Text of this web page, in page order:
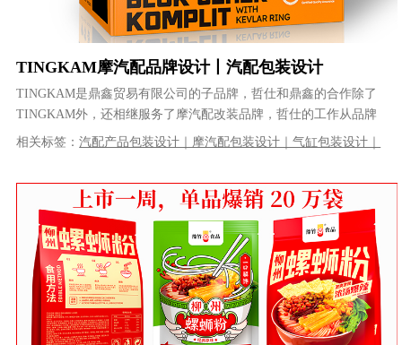
TINGKAM摩汽配品牌设计丨汽配包装设计
TINGKAM是鼎鑫贸易有限公司的子品牌，哲仕和鼎鑫的合作除了
TINGKAM外，还相继服务了摩汽配改装品牌，哲仕的工作从品牌
LOGO设计及系列产品包装......
相关标签：汽配产品包装设计｜摩汽配包装设计｜气缸包装设计｜